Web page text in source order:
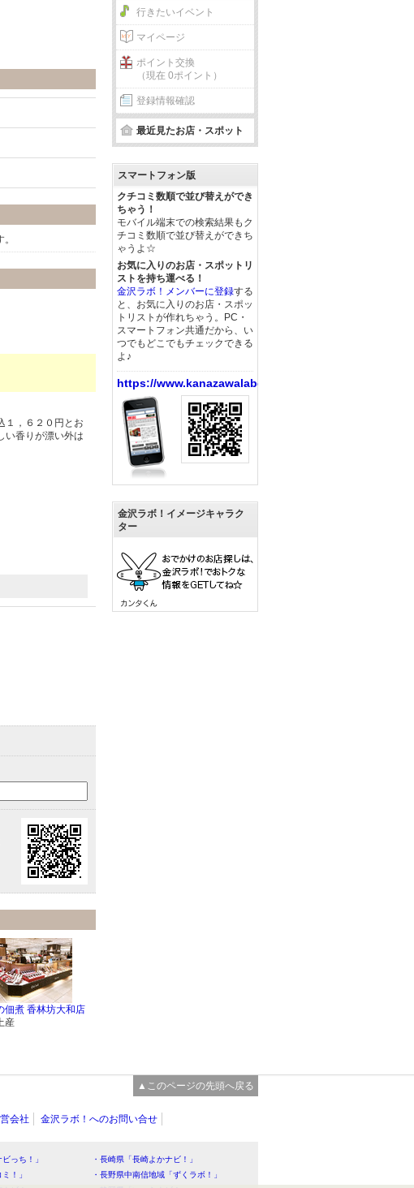
１，６２０円とお
い香りが漂い外は
佃煮 香林坊大和店
産
行きたいイベント
マイページ
ポイント交換
（現在 0ポイント）
登録情報確認
最近見たお店・スポット
スマートフォン版
クチコミ数順で並び替えができ
ちゃう！
モバイル端末での検索結果もク
チコミ数順で並び替えができち
ゃうよ☆
お気に入りのお店・スポットリ
ストを持ち運べる！
金沢ラボ！メンバーに登録する
と、お気に入りのお店・スポッ
トリストが作れちゃう。PC・
スマートフォン共通だから、い
つでもどこでもチェックできる
よ♪
https://www.kanazawalabo.net/
金沢ラボ！イメージキャラク
ター
▲このページの先頭へ戻る
会社 金沢ラボ！へのお問い合せ
っち！」
・長崎県「長崎よかナビ！」
！」
・長野県中南信地域「ずくラボ！」